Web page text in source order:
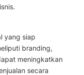
yang siap
branding,
meningkatkan
secara